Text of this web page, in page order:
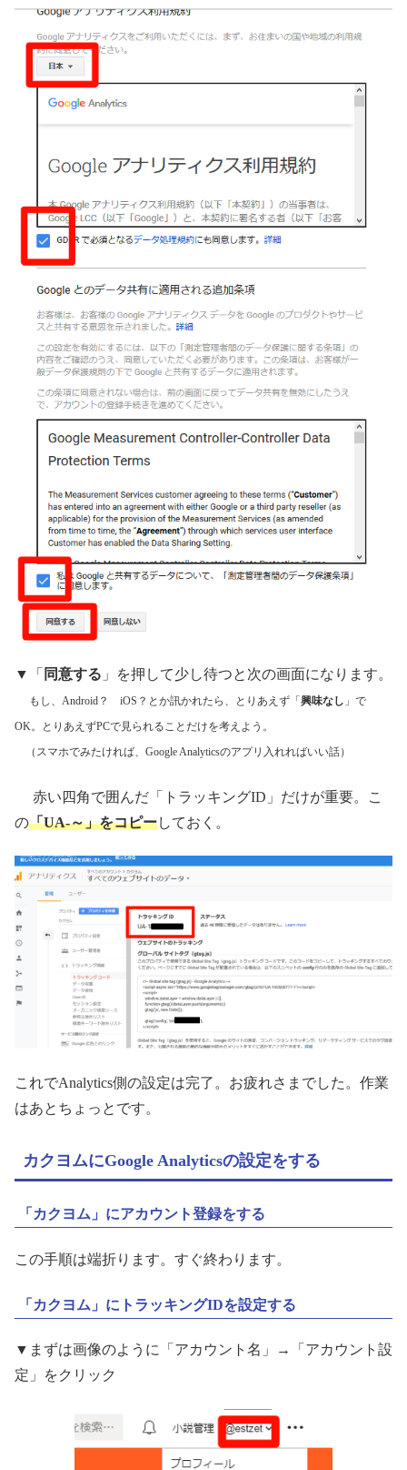
▼「 同意する 」を押して少し待つと次の画面になります。
もし、Android？ iOS？とか訊かれたら、とりあえず「 興味なし 」で
OK。とりあえずPCで見られることだけを考えよう。
（スマホでみたければ、Google Analyticsのアプリ入れればいい話）
赤い四角で囲んだ「トラッキングID」だけが重要。こ
の「UA-～」をコピーしておく。
これでAnalytics側の設定は完了。お疲れさまでした。作業
はあとちょっとです。
カクヨムにGoogle Analyticsの設定をする
「カクヨム」にアカウント登録をする
この手順は端折ります。すぐ終わります。
「カクヨム」にトラッキングIDを設定する
▼まずは画像のように「アカウント名」→「アカウント設
定」をクリック